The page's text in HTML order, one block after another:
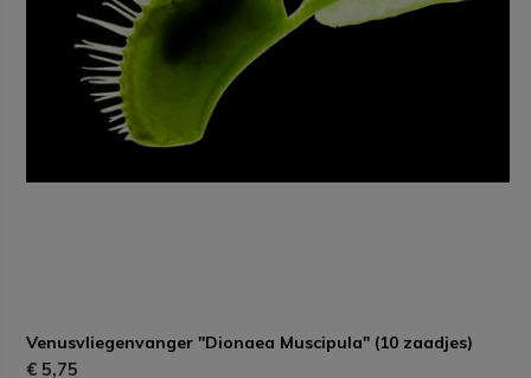
Venusvliegenvanger "Dionaea Muscipula" (10 zaadjes)
€ 5,75